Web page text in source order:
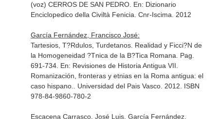
(voz) CERROS DE SAN PEDRO. En: Dizionario
Enciclopedico della Civiltà Fenicia . Cnr-Iscima. 2012
García Fernández, Francisco José:
Tartesios, T?Rdulos, Turdetanos. Realidad y Ficci?N de
la Homogeneidad ?Tnica de la B?Tica Romana. Pag.
691-734. En: Revisiones de Historia Antigua VII.
Romanización, fronteras y etnias en la Roma antigua: el
caso hispano.
. Universidad del Pais Vasco. 2012. ISBN
978-84-9860-780-2
Escacena Carrasco, José Luis, García Fernández,